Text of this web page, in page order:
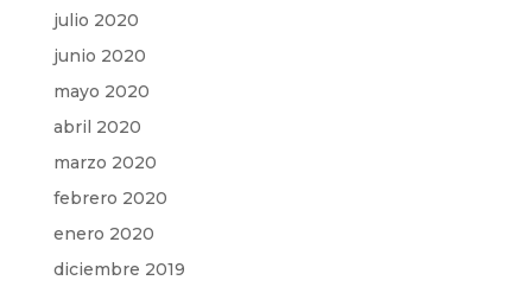
julio 2020
junio 2020
mayo 2020
abril 2020
marzo 2020
febrero 2020
enero 2020
diciembre 2019